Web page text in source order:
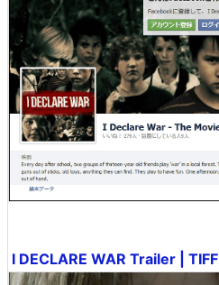
I DECLARE WAR Trailer |